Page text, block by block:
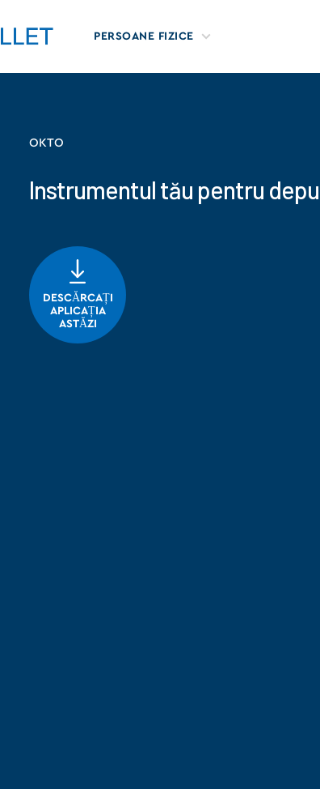
PERSOANE FIZICE
OKTO
Instrumentul tău pentru
DESCĂRCAȚI
APLICAȚIA
ASTĂZI